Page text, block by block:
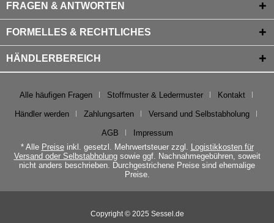
FRAGEN & ANTWORTEN
FORMELLES & RECHTLICHES
HÄNDLERBEREICH
Alle häufigen Fragen Stoffmuster & Ledermuster Kontakt
Händler werden Zahlungsarten Versand und Selbstabholung
AGB
Impressum
* Alle Preiseinkl. gesetzl. Mehrwertsteuer zzgl. Logistikkosten für
Versand oder Selbstabholungsowie ggf. Nachnahmegebühren, soweit
nicht anders beschrieben. Durchgestrichene Preise sind ehemalige
Preise.
Copyright © 2025 Sessel.de